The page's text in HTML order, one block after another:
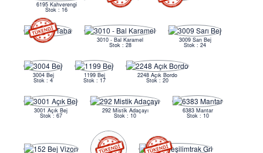
6195 Kahverengi
Stok : 16
3010 - Bal Karamel
Stok : 28
3009 Sarı Bej
Stok : 24
3004 Bej
Stok : 4
1199 Bej
Stok : 17
2248 Açık Bordo
Stok : 20
3001 Açık Bej
Stok : 67
292 Mistik Adaçayı
Stok : 10
6383 Mantar
Stok : 10